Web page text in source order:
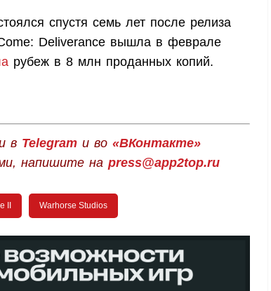
спустя семь лет после релиза
Deliverance вышла в феврале
рубеж в 8 млн проданных копий.
в Telegramи во «ВКонтакте»
напишите на press@app2top.ru
II Warhorse Studios